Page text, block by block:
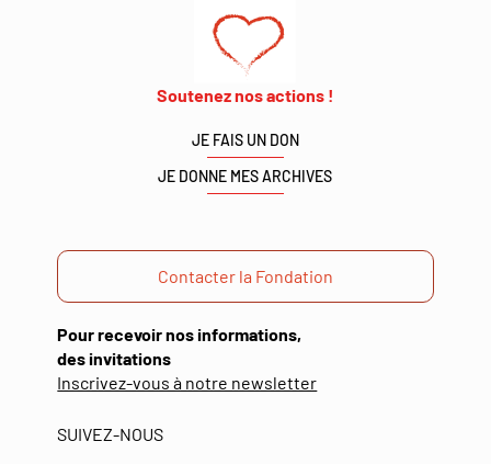
Soutenez nos actions !
JE FAIS UN DON
JE DONNE MES ARCHIVES
Contacter la Fondation
Pour recevoir nos informations,
des invitations
Inscrivez-vous à notre newsletter(ouverture
SUIVEZ-NOUS